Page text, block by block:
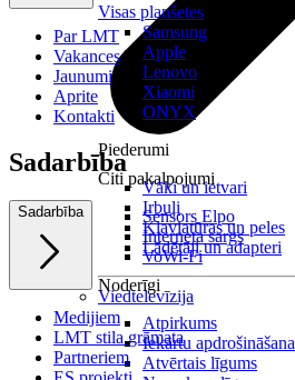
Citi pakalpojumi
Sensors Elpo
Interneta sargs
VoWi-Fi
Viedtelevīzija
Visas planšetes
Samsung
Apple
Lenovo
Xiaomi
ONYX
Piederumi
Vāki un ietvari
Irbuļi
Klaviatūras un peles
Lādētāji un adapteri
Noderīgi
Atpirkums
Iekārtu apdrošināšana
Atvērtais līgums
Par LMT
Vakances
Jaunumi
Aprite
Kontakti
Sadarbība
Sadarbība
Medijiem
LMT stila grāmata
Partneriem